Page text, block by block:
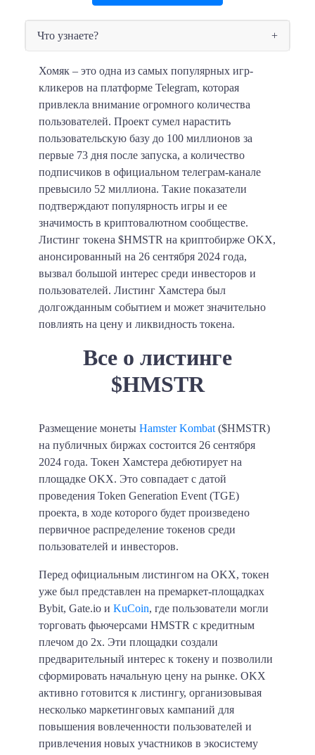
Что узнаете?
Хомяк – это одна из самых популярных игр-
кликеров на платформе Telegram, которая
привлекла внимание огромного количества
пользователей. Проект сумел нарастить
пользовательскую базу до 100 миллионов за
первые 73 дня после запуска, а количество
подписчиков в официальном телеграм-канале
превысило 52 миллиона. Такие показатели
подтверждают популярность игры и ее
значимость в криптовалютном сообществе.
Листинг токена $HMSTR на криптобирже OKX,
анонсированный на 26 сентября 2024 года,
вызвал большой интерес среди инвесторов и
пользователей. Листинг Хамстера был
долгожданным событием и может значительно
повлиять на цену и ликвидность токена.
Все о листинге
$HMSTR
Размещение монеты Hamster Kombat ($HMSTR)
на публичных биржах состоится 26 сентября
2024 года. Токен Хамстера дебютирует на
площадке OKX. Это совпадает с датой
проведения Token Generation Event (TGE)
проекта, в ходе которого будет произведено
первичное распределение токенов среди
пользователей и инвесторов.
Перед официальным листингом на OKX, токен
уже был представлен на премаркет-площадках
Bybit, Gate.io и KuCoin, где пользователи могли
торговать фьючерсами HMSTR с кредитным
плечом до 2x. Эти площадки создали
предварительный интерес к токену и позволили
сформировать начальную цену на рынке. OKX
активно готовится к листингу, организовывая
несколько маркетинговых кампаний для
повышения вовлеченности пользователей и
привлечения новых участников в экосистему